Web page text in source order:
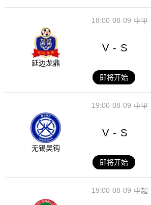
08-09
18:00 中甲
延边龙鼎
V - S
即将开始
08-09
19:00 中甲
无锡吴钩
V - S
即将开始
08-09
19:00 中超